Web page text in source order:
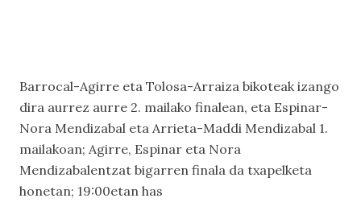
Barrocal-Agirre eta Tolosa-Arraiza bikoteak izango
dira aurrez aurre 2. mailako finalean, eta Espinar-
Nora Mendizabal eta Arrieta-Maddi Mendizabal 1.
mailakoan; Agirre, Espinar eta Nora
Mendizabalentzat bigarren finala da txapelketa
honetan; 19:00etan has